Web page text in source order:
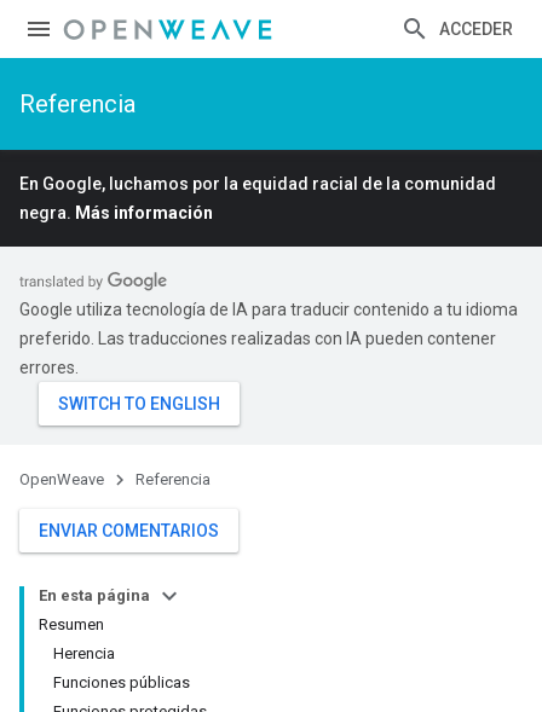
ACCEDER
Referencia
En Google, luchamos por la equidad racial de la comunidad
negra. Más información
Google utiliza tecnología de IA para traducir contenido a tu idioma
preferido. Las traducciones realizadas con IA pueden contener
errores.
OpenWeave Referencia
ENVIAR COMENTARIOS
En esta página
Resumen
Herencia
Funciones públicas